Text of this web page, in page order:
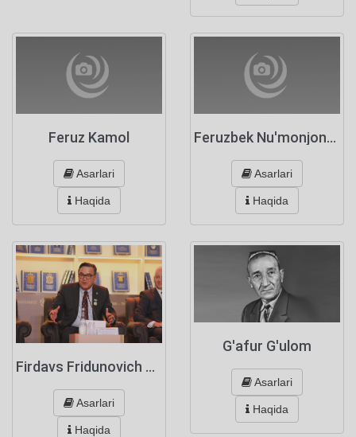
Feruz Kamol
Asarlari
Haqida
Feruzbek Nu'monjonov
Asarlari
Haqida
Firdavs Fridunovich Abduxoliqov
Asarlari
Haqida
G'afur G'ulom
Asarlari
Haqida